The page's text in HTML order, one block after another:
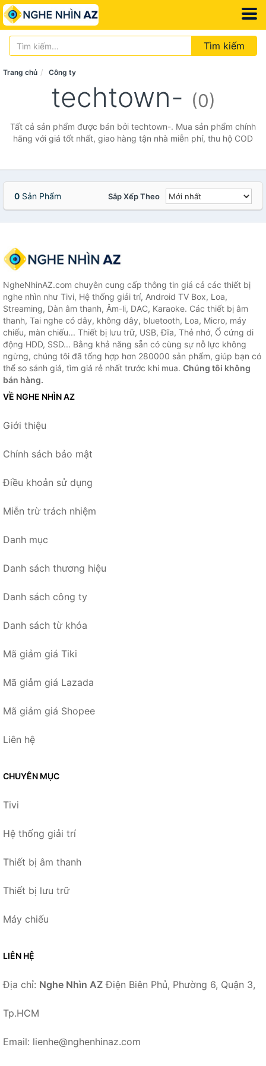
Tìm kiếm
Trang chủ Công ty
techtown- (0)
Tất cả sản phẩm được bán bởi techtown-. Mua sản phẩm chính
hãng với giá tốt nhất, giao hàng tận nhà miễn phí, thu hộ COD
0 Sản Phẩm Sắp Xếp Theo
NgheNhinAZ.com chuyên cung cấp thông tin giá cả các thiết bị
nghe nhìn như Tivi, Hệ thống giải trí, Android TV Box, Loa,
Streaming, Dàn âm thanh, Âm-li, DAC, Karaoke. Các thiết bị âm
thanh, Tai nghe có dây, không dây, bluetooth, Loa, Micro, máy
chiếu, màn chiếu... Thiết bị lưu trữ, USB, Đĩa, Thẻ nhớ, Ổ cứng di
động HDD, SSD... Bằng khả năng sẵn có cùng sự nỗ lực không
ngừng, chúng tôi đã tổng hợp hơn 280000 sản phẩm, giúp bạn có
thể so sánh giá, tìm giá rẻ nhất trước khi mua. Chúng tôi không
bán hàng.
VỀ NGHE NHÌN AZ
Giới thiệu
Chính sách bảo mật
Điều khoản sử dụng
Miễn trừ trách nhiệm
Danh mục
Danh sách thương hiệu
Danh sách công ty
Danh sách từ khóa
Mã giảm giá Tiki
Mã giảm giá Lazada
Mã giảm giá Shopee
Liên hệ
CHUYÊN MỤC
Tivi
Hệ thống giải trí
Thiết bị âm thanh
Thiết bị lưu trữ
Máy chiếu
LIÊN HỆ
Địa chỉ: Nghe Nhìn AZ Điện Biên Phủ, Phường 6, Quận 3,
Tp.HCM
Email: lienhe@nghenhinaz.com